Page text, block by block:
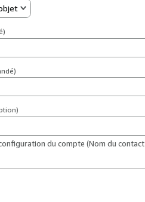
du compte (Nom du